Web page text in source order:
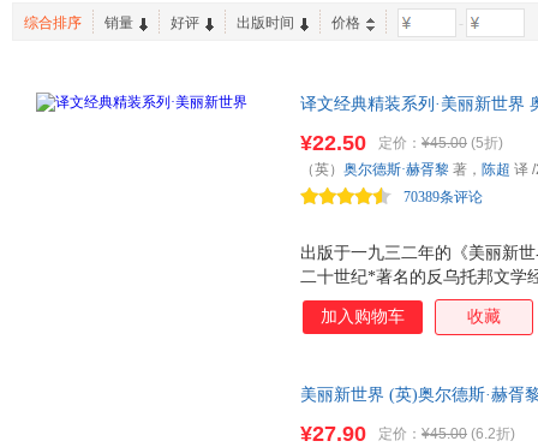
综合排序 销量 好评 出版时间 价格 -
译文经典精装系列·美丽新世界
们》并称为“反乌托邦”三部曲
论著《重返美丽新世界》。
出版于一九三二年的《美丽新
二十世纪*著名的反乌托邦文学
京的《我们》并称为 反乌托邦
返美丽新世界》全文收入。
¥22.50 定价： ¥45.00 (5折)
70389条评论
（英） 奥尔德斯·赫胥黎 著， 陈超 译
加入购物车 收藏
美丽新世界 (英)奥尔德斯·赫胥
¥27.90 定价： ¥45.00 (6.2折)